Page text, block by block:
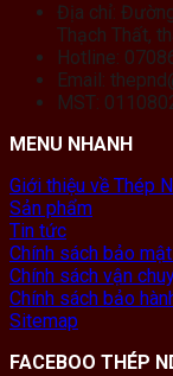
Địa chỉ:
Thạch Thất,
Hotline:
Email:
MST:
MENU NHANH
Giới thiệu về Thép
Sản phẩm
Tin tức
Chính sách bảo
Chính sách vận
Chính sách bảo
Sitemap
FACEBOO THÉP